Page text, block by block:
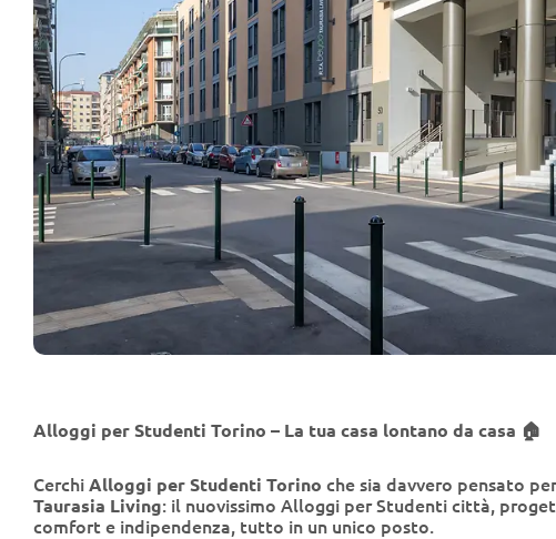
Sala TV
Cucina comune
Alloggi per Studenti Torino – La tua casa lontano da casa 🏠
CerchiAlloggi per Studenti Torino che sia davvero pensato
Taurasia Living: il nuovissimo Alloggi per Studenti città,
comfort e indipendenza, tutto in un unico posto.